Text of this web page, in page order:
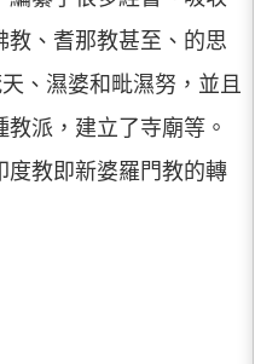
教、耆那教甚至、的思
、濕婆和毗濕努，並且
派，建立了寺廟等。
度教即新婆羅門教的轉